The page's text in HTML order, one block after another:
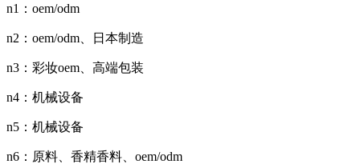
n1：oem/odm
n2：oem/odm、日本制造
n3：彩妆oem、高端包装
n4：机械设备
n5：机械设备
n6：原料、香精香料、oem/odm